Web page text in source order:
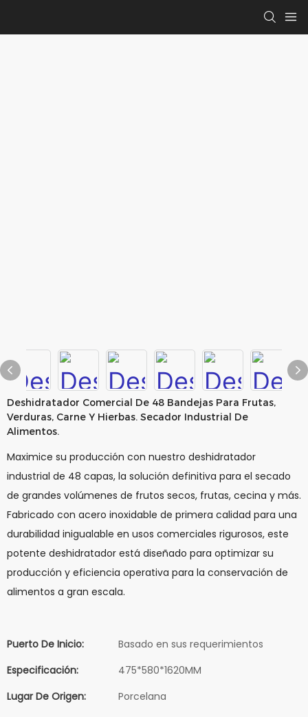
Deshidratador Comercial De 48 Bandejas Para Frutas,
Verduras, Carne Y Hierbas. Secador Industrial De
Alimentos.
Maximice su producción con nuestro deshidratador
industrial de 48 capas, la solución definitiva para el secado
de grandes volúmenes de frutos secos, frutas, cecina y más.
Fabricado con acero inoxidable de primera calidad para una
durabilidad inigualable en usos comerciales rigurosos, este
potente deshidratador está diseñado para optimizar su
producción y eficiencia operativa para la conservación de
alimentos a gran escala.
Puerto De Inicio:
Basado en sus requerimientos
Especificación:
475*580*1620MM
Lugar De Origen:
Porcelana